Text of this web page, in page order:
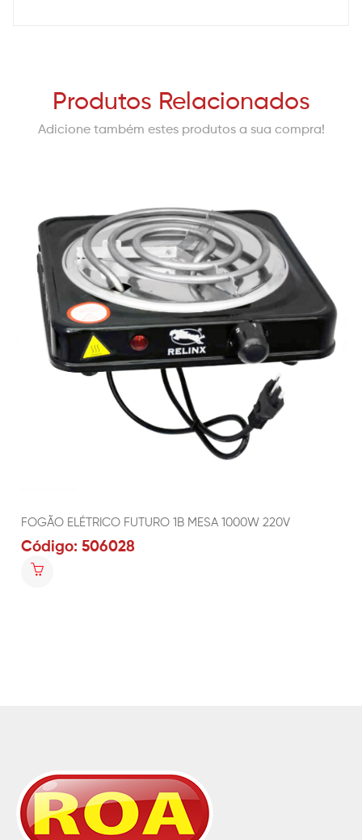
Produtos Relacionados
Adicione também estes produtos a sua compra!
FOGÃO ELÉTRICO FUTURO 1B MESA 1000W 220V
Código: 506028